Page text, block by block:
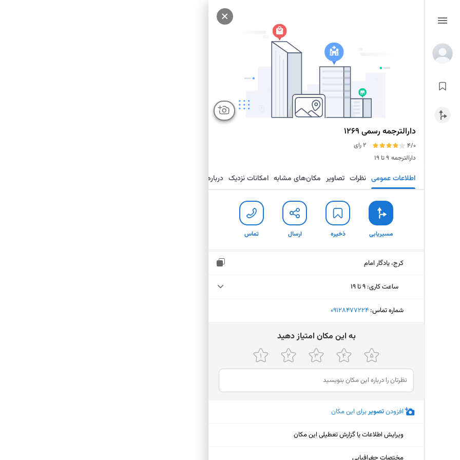
دارالترجمه رسمی ۱۲۶۹
4/0
2 رای
دارالترجمه ۹ تا ۱۹
اطلاعات عمومی نظرات تصاویر مکان‌های مشابه امکانات نزدیک درباره
مسیریابی ذخیره ارسال تماس
کرج، یادگار امام
ساعت کاری: ۹ تا ۱۹
دوشنبه (امروز)
پنجشنبه
۹ تا ۱۳
جمعه
۹ تا ۱۹
شنبه
یکشنبه
شماره تماس: ‎09128477224
ﺑﻪ اﯾﻦ ﻣﮑﺎن اﻣﺘﯿﺎز دﻫﯿﺪ
افزودنتصویربرای این مکان
ویرایش اطلاعات یا گزارش تعطیلی این مکان